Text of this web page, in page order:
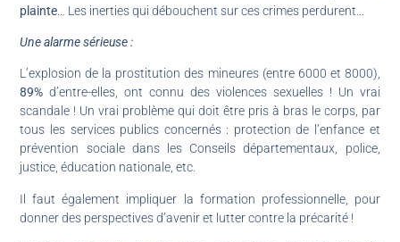
plainte … Les inerties qui débouchent sur ces crimes perdurent…
Une alarme sérieuse :
L’explosion de la prostitution des mineures (entre 6000 et 8000),
89% d’entre-elles, ont connu des violences sexuelles ! Un vrai
scandale ! Un vrai problème qui doit être pris à bras le corps, par
tous les services publics concernés : protection de l’enfance et
prévention sociale dans les Conseils départementaux, police,
justice, éducation nationale, etc.
Il faut également impliquer la formation professionnelle, pour
donner des perspectives d’avenir et lutter contre la précarité !